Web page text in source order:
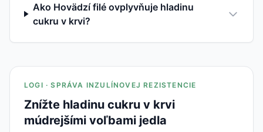
Ako Hovädzí filé ovplyvňuje hladinu
cukru v krvi?
LOGI · SPRÁVA INZULÍNOVEJ REZISTENCIE
Znížte hladinu cukru v krvi
múdrejšími voľbami jedla